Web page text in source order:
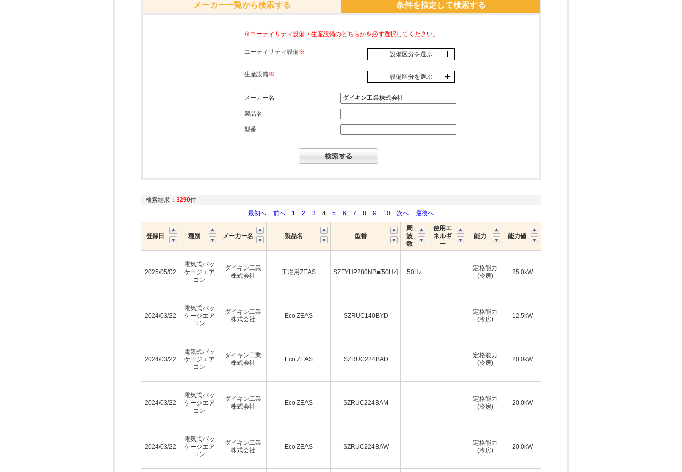
メーカー一覧から検索する 条件を指定して検索する
※ユーティリティ設備・生産設備のどちらかを必ず選択してください。
ユーティリティ設備※ 設備区分を選ぶ
生産設備※ 設備区分を選ぶ
メーカー名
製品名
型番
検索結果： 3290件
最初へ
前へ 1 2 3 4 5 6 7 8 9 10 次へ 最後へ
登録日 種別 メーカー名 製品名 型番
周
波
数
使用エ
ネルギ
ー
能力 能力値
2025/05/02
電気式パッ
ケージエア
コン
ダイキン工業
株式会社
工場用ZEAS SZFYHP280NB■[50Hz] 50Hz
定格能力
(冷房)
25.0kW
2024/03/22
電気式パッ
ケージエア
コン
ダイキン工業
株式会社
Eco ZEAS SZRUC140BYD
定格能力
(冷房)
12.5kW
2024/03/22
電気式パッ
ケージエア
コン
ダイキン工業
株式会社
Eco ZEAS SZRUC224BAD
定格能力
(冷房)
20.0kW
2024/03/22
電気式パッ
ケージエア
コン
ダイキン工業
株式会社
Eco ZEAS SZRUC224BAM
定格能力
(冷房)
20.0kW
2024/03/22
電気式パッ
ケージエア
コン
ダイキン工業
株式会社
Eco ZEAS SZRUC224BAW
定格能力
(冷房)
20.0kW